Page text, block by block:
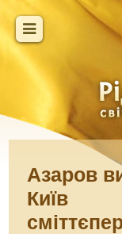
Азаров
Київ